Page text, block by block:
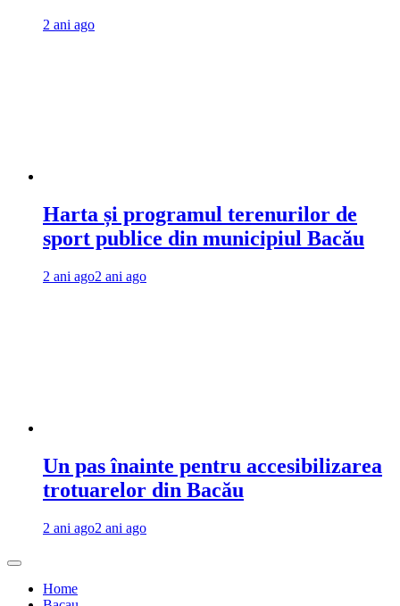
2 ani ago
Harta și programul terenurilor de
sport publice din municipiul Bacău
2 ani ago2 ani ago
Un pas înainte pentru accesibilizarea
trotuarelor din Bacău
2 ani ago2 ani ago
Home